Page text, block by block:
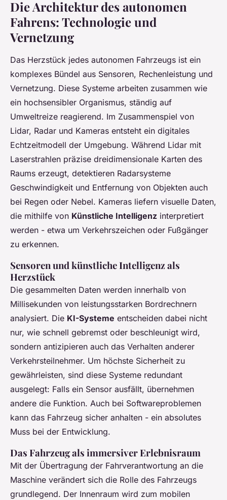
Die Architektur des autonomen
Fahrens: Technologie und
Vernetzung
Das Herzstück jedes autonomen Fahrzeugs ist ein
komplexes Bündel aus Sensoren, Rechenleistung und
Vernetzung. Diese Systeme arbeiten zusammen wie
ein hochsensibler Organismus, ständig auf
Umweltreize reagierend. Im Zusammenspiel von
Lidar, Radar und Kameras entsteht ein digitales
Echtzeitmodell der Umgebung. Während Lidar mit
Laserstrahlen präzise dreidimensionale Karten des
Raums erzeugt, detektieren Radarsysteme
Geschwindigkeit und Entfernung von Objekten auch
bei Regen oder Nebel. Kameras liefern visuelle Daten,
die mithilfe von Künstliche Intelligenz interpretiert
werden - etwa um Verkehrszeichen oder Fußgänger
zu erkennen.
Sensoren und künstliche Intelligenz als
Herzstück
Die gesammelten Daten werden innerhalb von
Millisekunden von leistungsstarken Bordrechnern
analysiert. Die KI-Systeme entscheiden dabei nicht
nur, wie schnell gebremst oder beschleunigt wird,
sondern antizipieren auch das Verhalten anderer
Verkehrsteilnehmer. Um höchste Sicherheit zu
gewährleisten, sind diese Systeme redundant
ausgelegt: Falls ein Sensor ausfällt, übernehmen
andere die Funktion. Auch bei Softwareproblemen
kann das Fahrzeug sicher anhalten - ein absolutes
Muss bei der Entwicklung.
Das Fahrzeug als immersiver Erlebnisraum
Mit der Übertragung der Fahrverantwortung an die
Maschine verändert sich die Rolle des Fahrzeugs
grundlegend. Der Innenraum wird zum mobilen